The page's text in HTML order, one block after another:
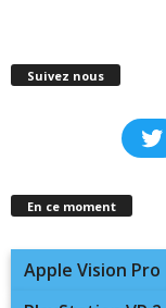
Suivez nous
En ce moment
Apple Vision Pro